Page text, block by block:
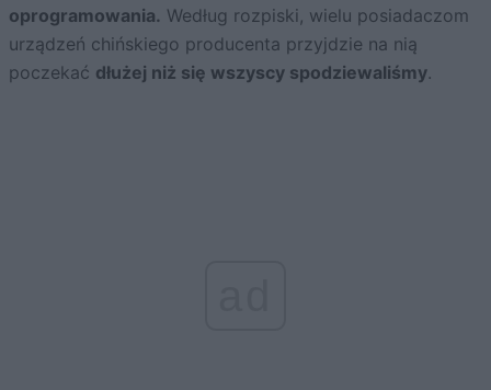
oprogramowania. Według rozpiski, wielu posiadaczom
urządzeń chińskiego producenta przyjdzie na nią
poczekać dłużej niż się wszyscy spodziewaliśmy.